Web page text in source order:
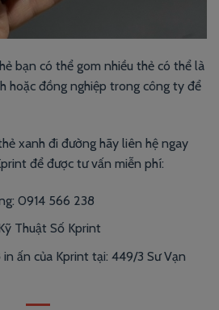
bạn có thể gom nhiều thẻ có thể là
hoặc đồng nghiệp trong công ty để
xanh đi đường hãy liên hệ ngay
để được tư vấn miễn phí:
0914 566 238
Thuật Số Kprint
ấn của Kprint tại: 449/3 Sư Vạn